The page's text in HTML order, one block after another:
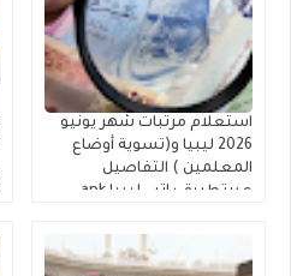
استعلام مرتبات شهر يونيو
2026 ليبيا و(تسوية أوضاع
المعلمين ) التفاصيل
عبرتطبيق راتبي ليبيا apk